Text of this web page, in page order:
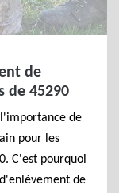
de
de 45290
l'importance de
pour les
C'est pourquoi
de